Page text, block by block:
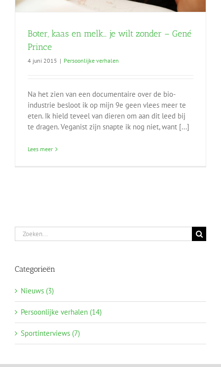
Boter, kaas en melk… je wilt zonder – Gené
Prince
4 juni 2015 | Persoonlijke verhalen
Na het zien van een documentaire over de bio-
industrie besloot ik op mijn 9e geen vlees meer te
eten. Ik hield teveel van dieren om aan dit leed bij
te dragen. Veganist zijn snapte ik nog niet, want [...]
Lees meer
Zoeken
naar:
Categorieën
Nieuws (3)
Persoonlijke verhalen (14)
Sportinterviews (7)